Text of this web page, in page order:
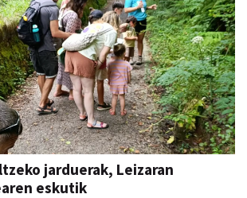
jarduerak, Leizaran
eskutik